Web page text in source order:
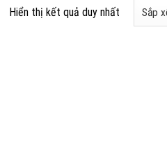
Hiển thị kết quả duy nhất